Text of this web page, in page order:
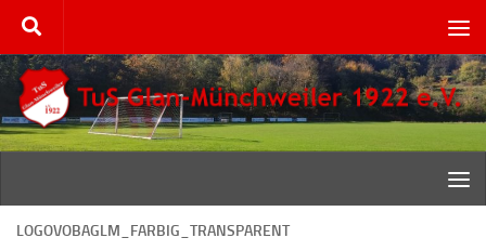
Zum Inhalt springen
LOGOVOBAGLM_FARBIG_TRANSPARENT